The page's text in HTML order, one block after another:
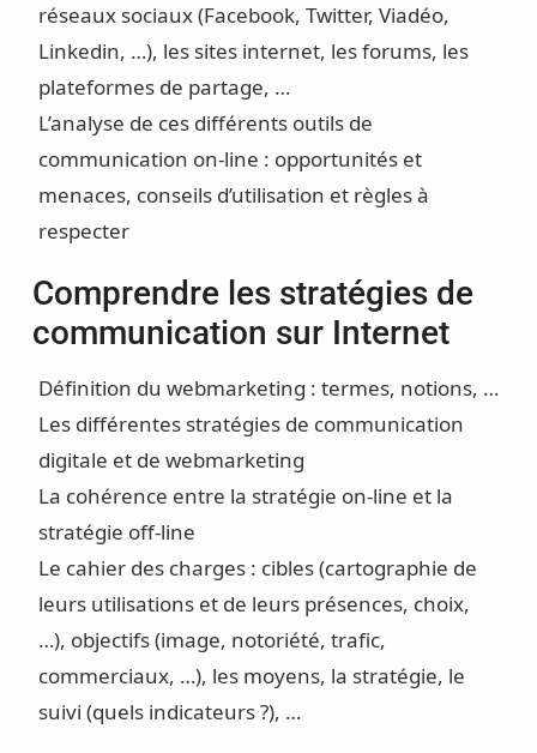
réseaux sociaux (Facebook, Twitter, Viadéo,
Linkedin, …), les sites internet, les forums, les
plateformes de partage, …
L’analyse de ces différents outils de
communication on-line : opportunités et
menaces, conseils d’utilisation et règles à
respecter
Comprendre les stratégies de
communication sur Internet
Définition du webmarketing : termes, notions, …
Les différentes stratégies de communication
digitale et de webmarketing
La cohérence entre la stratégie on-line et la
stratégie off-line
Le cahier des charges : cibles (cartographie de
leurs utilisations et de leurs présences, choix,
…), objectifs (image, notoriété, trafic,
commerciaux, …), les moyens, la stratégie, le
suivi (quels indicateurs ?), …